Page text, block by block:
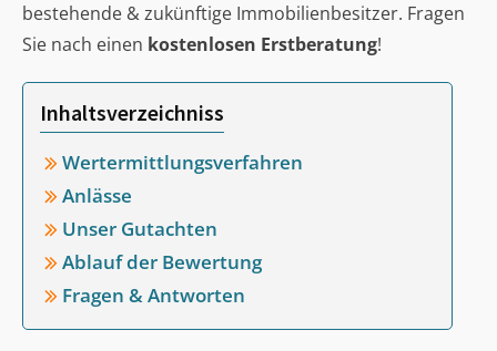
bestehende & zukünftige Immobilienbesitzer. Fragen
Sie nach einen kostenlosen Erstberatung!
Inhaltsverzeichniss
Wertermittlungsverfahren
Anlässe
Unser Gutachten
Ablauf der Bewertung
Fragen & Antworten